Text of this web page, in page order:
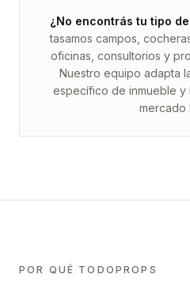
¿No encontrás tu tipo
tasamos campos,
oficinas, consultorios y
Nuestro equipo adapta
específico de inmueble y
mercado
POR QUÉ TODOPROPS